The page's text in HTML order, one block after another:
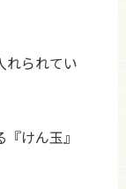
れられてい
けん玉』